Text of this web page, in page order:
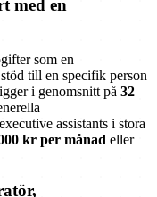
med en
som en
till en specifik person
i genomsnitt på 32
assistants i stora
kr per månad eller